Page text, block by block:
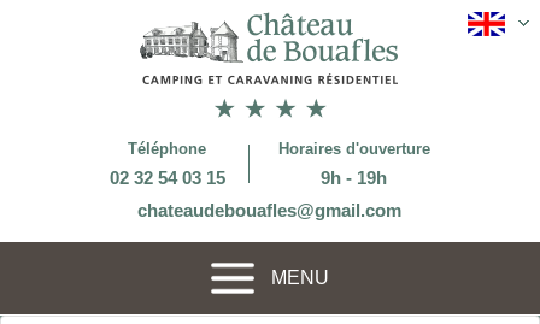
Téléphone
02 32 54 03 15
Horaires d'ouverture
9h - 19h
chateaudebouafles@gmail.com
MENU